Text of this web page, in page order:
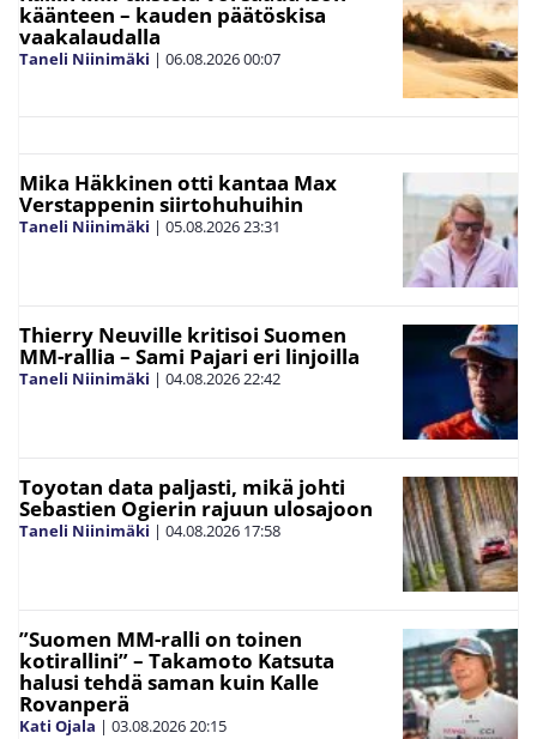
käänteen – kauden päätöskisa
vaakalaudalla
Taneli Niinimäki | 06.08.202600:07
Mika Häkkinen otti kantaa Max
Verstappenin siirtohuhuihin
Taneli Niinimäki | 05.08.202623:31
Thierry Neuville kritisoi Suomen
MM-rallia – Sami Pajari eri linjoilla
Taneli Niinimäki | 04.08.202622:42
Toyotan data paljasti, mikä johti
Sebastien Ogierin rajuun ulosajoon
Taneli Niinimäki | 04.08.2026 17:58
”Suomen MM-ralli on toinen
kotirallini” – Takamoto Katsuta
halusi tehdä saman kuin Kalle
Rovanperä
Kati Ojala | 03.08.202620:15